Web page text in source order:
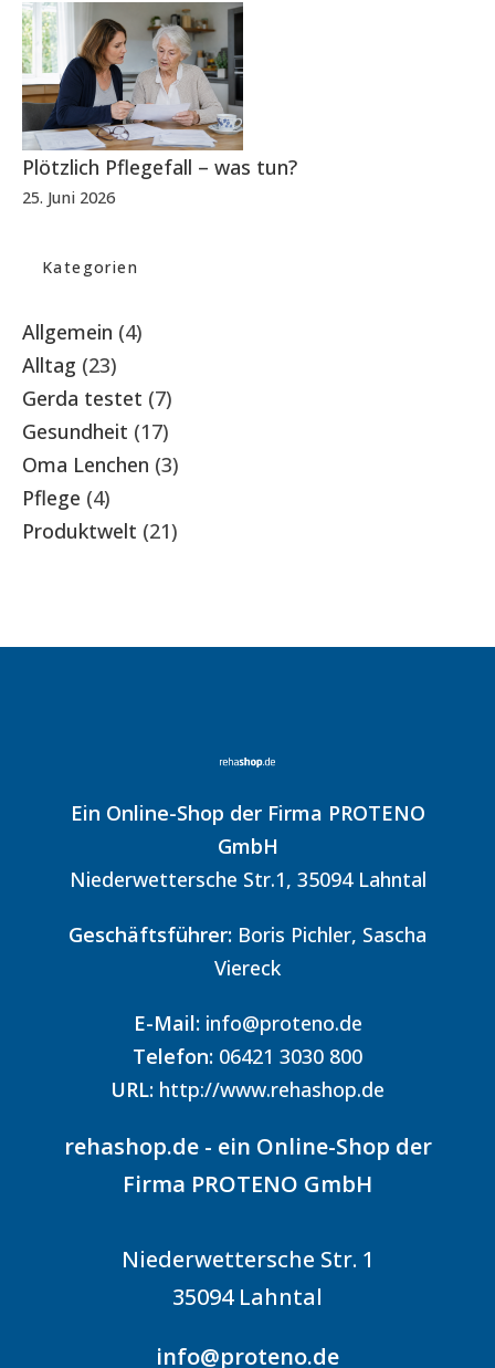
Plötzlich Pflegefall – was tun?
25. Juni 2026
Kategorien
Allgemein (4)
Alltag (23)
Gerda testet (7)
Gesundheit (17)
Oma Lenchen (3)
Pflege (4)
Produktwelt (21)
Ein Online-Shop der Firma PROTENO
GmbH
Niederwettersche Str.1, 35094 Lahntal
Geschäftsführer: Boris Pichler, Sascha
Viereck
E-Mail:info@proteno.de
Telefon: 06421 3030 800
URL: http://www.rehashop.de
rehashop.de - ein Online-Shop der
Firma PROTENO GmbH
Niederwettersche Str. 1
35094 Lahntal
info@proteno.de